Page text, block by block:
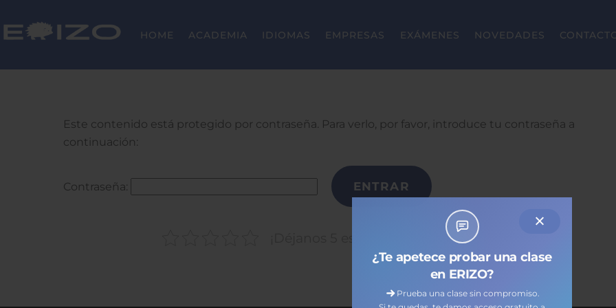
¿Te apetece probar una clase
en ERIZO?
Prueba una clase sin compromiso.
to
content
HOME ACADEMIA IDIOMAS EMPRESAS EXÁMENES NOVEDADES
Este contenido está protegido por contraseña. Para verlo, por favor, introduce tu contraseña a
continuación:
Contraseña:
¡Déjanos 5 estrellas si te ha gustado! 😀